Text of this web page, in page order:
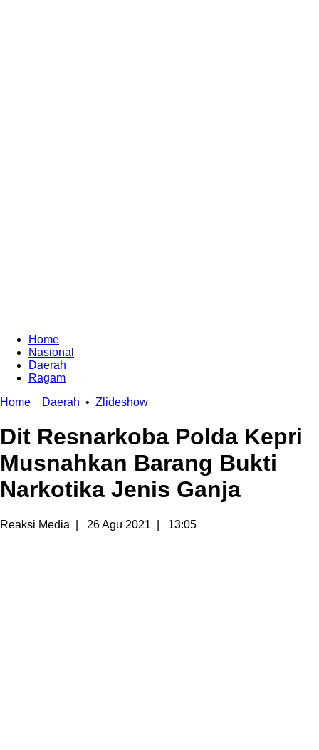
Home
Nasional
Daerah
Ragam
Home
Daerah • Zlideshow
Dit Resnarkoba Polda Kepri
Musnahkan Barang Bukti
Narkotika Jenis Ganja
Reaksi Media 26 Agu 2021 13:05